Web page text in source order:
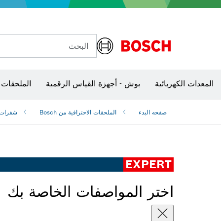
البحث
المعدات الكهربائية بوش - أجهزة القياس الرقمية
صفحه البدء الملحقات الاحترافية من Bosch
EXPERT
اختر المواصفات الخاصة بك